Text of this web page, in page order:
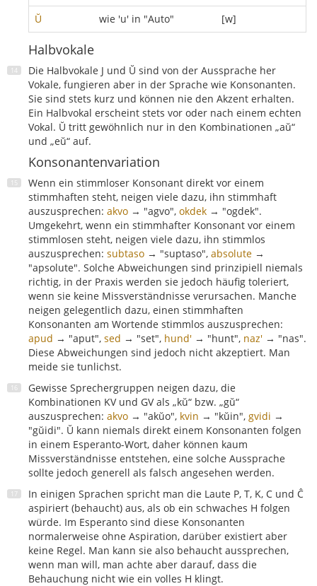
Ŭ
wie 'u' in "Auto" [w]
Halbvokale
Die Halbvokale J und Ŭ sind von der Aussprache her
Vokale, fungieren aber in der Sprache wie Konsonanten.
Sie sind stets kurz und können nie den Akzent erhalten.
Ein Halbvokal erscheint stets vor oder nach einem echten
Vokal. Ŭ tritt gewöhnlich nur in den Kombinationen „aŭ“
und „eŭ“ auf.
Konsonantenvariation
Wenn ein stimmloser Konsonant direkt vor einem
stimmhaften steht, neigen viele dazu, ihn stimmhaft
auszusprechen: akvo → "agvo", okdek → "ogdek".
Umgekehrt, wenn ein stimmhafter Konsonant vor einem
stimmlosen steht, neigen viele dazu, ihn stimmlos
auszusprechen: subtaso → "suptaso", absolute →
"apsolute". Solche Abweichungen sind prinzipiell niemals
richtig, in der Praxis werden sie jedoch häufig toleriert,
wenn sie keine Missverständnisse verursachen. Manche
neigen gelegentlich dazu, einen stimmhaften
Konsonanten am Wortende stimmlos auszusprechen:
apud → "aput", sed → "set", hund' → "hunt", naz' → "nas".
Diese Abweichungen sind jedoch nicht akzeptiert. Man
meide sie tunlichst.
Gewisse Sprechergruppen neigen dazu, die
Kombinationen KV und GV als „kŭ“ bzw. „gŭ“
auszusprechen: akvo → "akŭo", kvin → "kŭin", gvidi →
"gŭidi". Ŭ kann niemals direkt einem Konsonanten folgen
in einem Esperanto-Wort, daher können kaum
Missverständnisse entstehen, eine solche Aussprache
sollte jedoch generell als falsch angesehen werden.
In einigen Sprachen spricht man die Laute P, T, K, C und Ĉ
aspiriert (behaucht) aus, als ob ein schwaches H folgen
würde. Im Esperanto sind diese Konsonanten
normalerweise ohne Aspiration, darüber existiert aber
keine Regel. Man kann sie also behaucht aussprechen,
wenn man will, man achte aber darauf, dass die
Behauchung nicht wie ein volles H klingt.